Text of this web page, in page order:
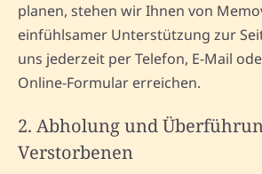
planen, stehen wir Ihnen von
einfühlsamer Unterstützung zur
uns jederzeit per Telefon, E-Mail
Online-Formular erreichen.
2. Abholung und
Verstorbenen